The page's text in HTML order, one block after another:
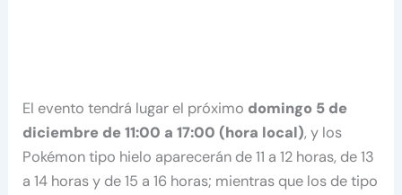
El evento tendrá lugar el próximo domingo 5 de
diciembre de 11:00 a 17:00 (hora local), y los
Pokémon tipo hielo aparecerán de 11 a 12 horas, de 13
a 14 horas y de 15 a 16 horas; mientras que los de tipo